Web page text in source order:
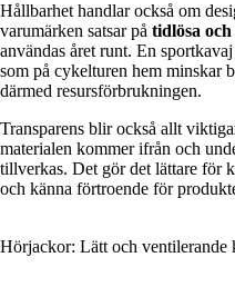
Hållbarhet handlar också om
varumärken satsar på tidlösa
användas året runt. En
som på cykelturen hem minskar
därmed resursförbrukningen.
Transparens blir också allt
materialen kommer ifrån och
tillverkas. Det gör det lättare för
och känna förtroende för
Hörjackor: Lätt och ventilerande